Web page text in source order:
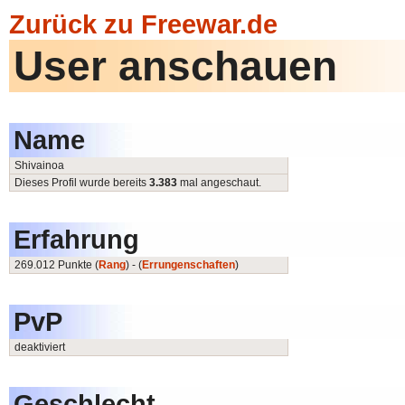
Zurück zu Freewar.de
User anschauen
Name
Shivainoa
Dieses Profil wurde bereits 3.383 mal angeschaut.
Erfahrung
269.012 Punkte (Rang) - (Errungenschaften)
PvP
deaktiviert